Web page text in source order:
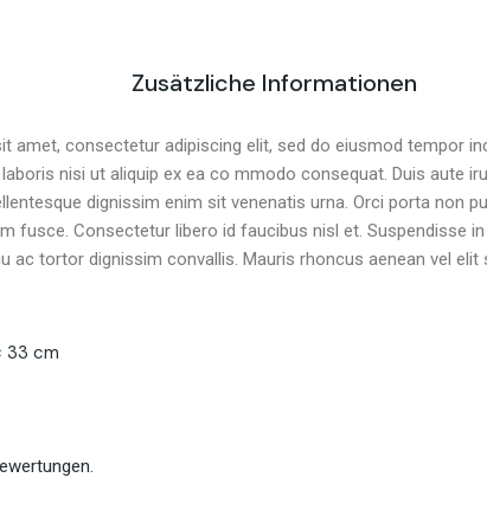
Zusätzliche Informationen
amet, consectetur adipiscing elit, sed do eiusmod tempor
nisi ut aliquip ex ea co mmodo consequat. Duis aute
dignissim enim sit venenatis urna. Orci porta non
fusce. Consectetur libero id faucibus nisl et. Suspendisse
ac tortor dignissim convallis. Mauris rhoncus aenean vel
33 cm